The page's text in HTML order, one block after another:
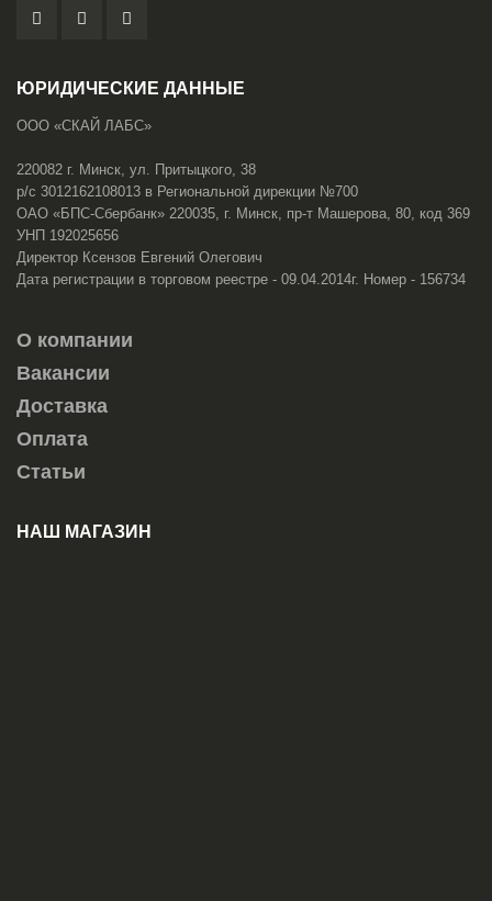
ЮРИДИЧЕСКИЕ ДАННЫЕ
ООО «СКАЙ ЛАБС»
220082 г. Минск, ул. Притыцкого, 38
р/с 3012162108013 в Региональной дирекции №700
ОАО «БПС-Сбербанк» 220035, г. Минск, пр-т Машерова, 80, код 369
УНП 192025656
Директор Ксензов Евгений Олегович
Дата регистрации в торговом реестре - 09.04.2014г. Номер - 156734
О компании
Вакансии
Доставка
Оплата
Статьи
НАШ МАГАЗИН